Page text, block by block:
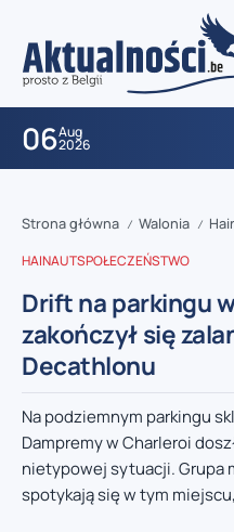
06Aug
2026
Strona główna / Walonia /
HAINAUTSPOŁECZEŃSTWO
Drift na parkingu
zakończył się
Decathlonu
Na podziemnym parkingu
Dampremy w Charleroi
nietypowej sytuacji. Grupa
spotykają się w tym